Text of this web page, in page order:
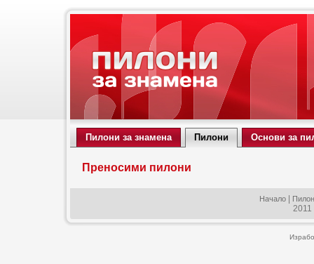
Пилони за знамена Пилони Основи за
Преносими пилони
Начало